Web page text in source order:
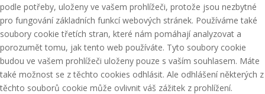
podle potřeby, uloženy ve vašem prohlížeči, protože jsou nezbytné
pro fungování základních funkcí webových stránek. Používáme také
soubory cookie třetích stran, které nám pomáhají analyzovat a
porozumět tomu, jak tento web používáte. Tyto soubory cookie
budou ve vašem prohlížeči uloženy pouze s vaším souhlasem. Máte
také možnost se z těchto cookies odhlásit. Ale odhlášení některých z
těchto souborů cookie může ovlivnit váš zážitek z prohlížení.